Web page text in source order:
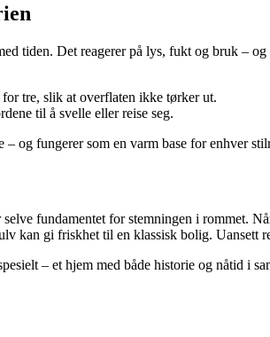
tiden. Det reagerer på lys, fukt og bruk –
for tre, slik at overflaten ikke tørker ut.
til å svelle eller reise seg.
og fungerer som en varm base for enhver
fundamentet for stemningen i rommet.
kan gi friskhet til en klassisk bolig. Uansett
– et hjem med både historie og nåtid i